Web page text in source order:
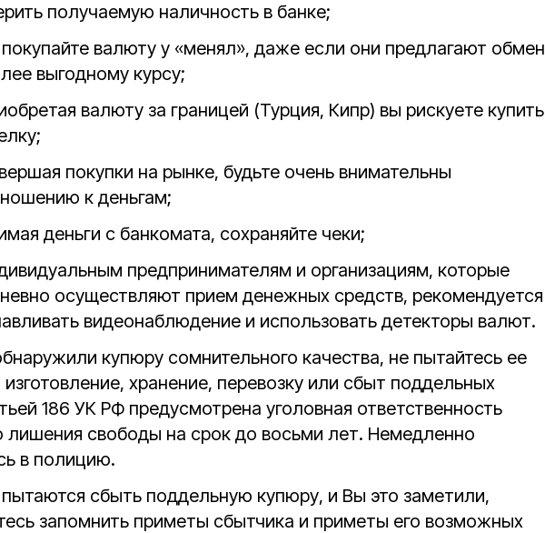
получаемую наличность в банке;
валюту у «менял», даже если они предлагают обмен
выгодному курсу;
валюту за границей (Турция, Кипр) вы рискуете купить
покупки на рынке, будьте очень внимательны
к деньгам;
деньги с банкомата, сохраняйте чеки;
предпринимателям и организациям, которые
осуществляют прием денежных средств, рекомендуется
видеонаблюдение и использовать детекторы валют.
купюру сомнительного качества, не пытайтесь ее
хранение, перевозку или сбыт поддельных
186 УК РФ предусмотрена уголовная ответственность
лишения свободы на срок до восьми лет. Немедленно
в полицию.
сбыть поддельную купюру, и Вы это заметили,
запомнить приметы сбытчика и приметы его возможных